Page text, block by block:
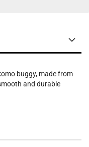
buggy, made from
and durable